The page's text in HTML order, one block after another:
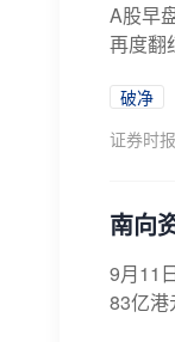
A股早
再度翻
破净
证券时
南向
9月11
83亿港